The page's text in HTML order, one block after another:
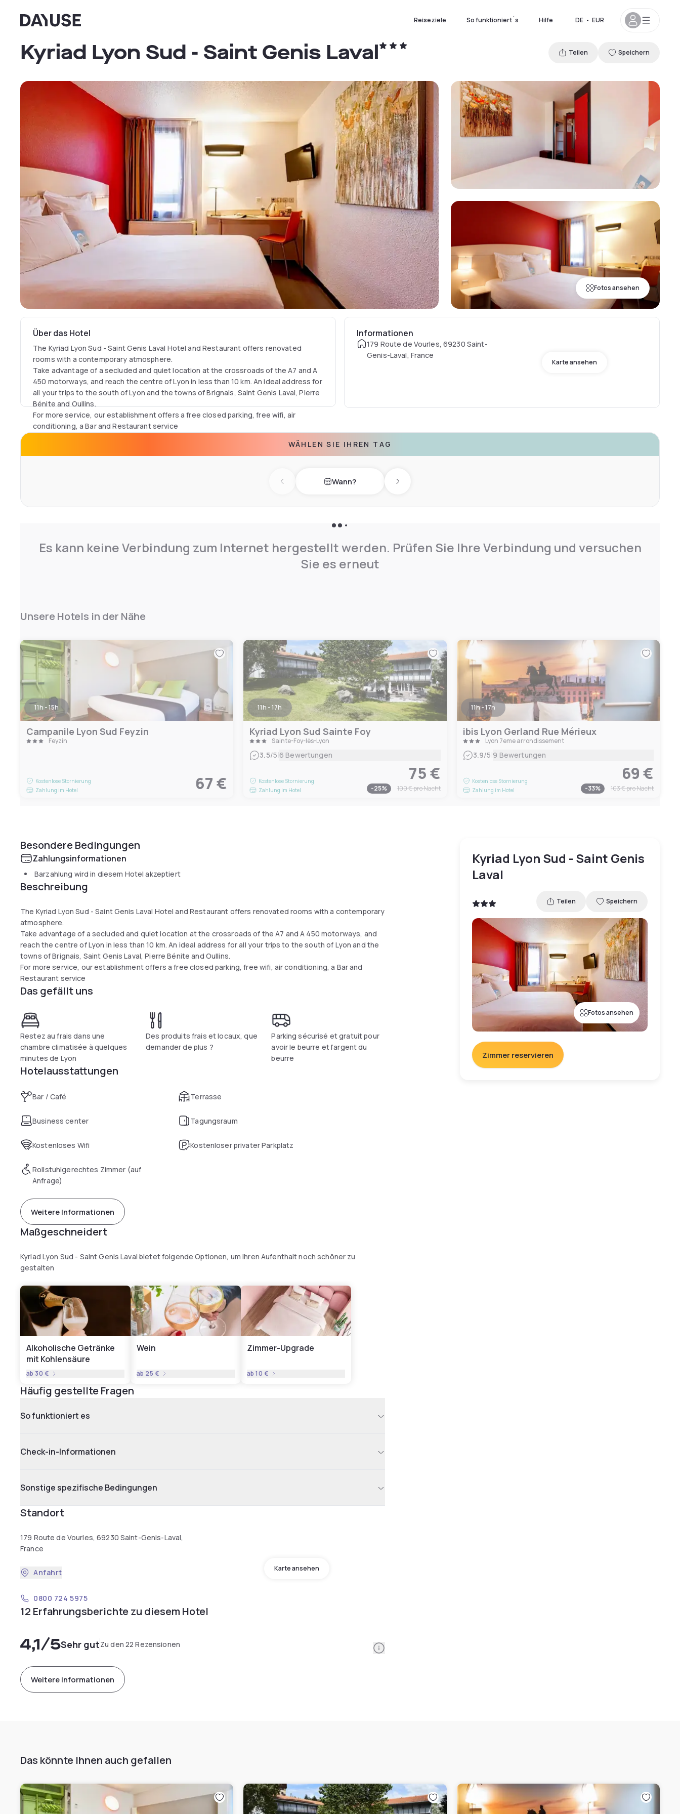
Dayuse Reiseziele So funktioniert´s Hilfe DE • EUR
Fotos ansehen
Kyriad Lyon Sud - Saint Genis Laval Teilen Speichern
Über das Hotel
The Kyriad Lyon Sud - Saint Genis Laval Hotel and Restaurant offers renovated
rooms with a contemporary atmosphere.
Take advantage of a secluded and quiet location at the crossroads of the A7 and A
450 motorways, and reach the centre of Lyon in less than 10 km. An ideal address for
all your trips to the south of Lyon and the towns of Brignais, Saint Genis Laval, Pierre
Bénite and Oullins.
For more service, our establishment offers a free closed parking, free wifi, air
conditioning, a Bar and Restaurant service
Informationen
179 Route de Vourles, 69230 Saint-
Genis-Laval, France
Karte ansehen
WÄHLEN SIE IHREN TAG
Previous day Wann? Next day
Es kann keine Verbindung zum Internet hergestellt werden. Prüfen Sie Ihre Verbindung und versuchen
Sie es erneut
Unsere Hotels in der Nähe
11h - 15h
Campanile Lyon Sud Feyzin
Feyzin
Kostenlose Stornierung
Zahlung im Hotel
67 €
11h - 17h
Kyriad Lyon Sud Sainte Foy
Sainte-Foy-lès-Lyon
3.5/5|6 Bewertungen
Kostenlose Stornierung
Zahlung im Hotel
75 €
-25% 100 €pro Nacht
11h - 17h
ibis Lyon Gerland Rue Mérieux
Lyon 7eme arrondissement
3.9/5|9 Bewertungen
Kostenlose Stornierung
Zahlung im Hotel
69 €
-33% 103 €pro Nacht
Besondere Bedingungen
Zahlungsinformationen
Barzahlung wird in diesem Hotel akzeptiert
Beschreibung
The Kyriad Lyon Sud - Saint Genis Laval Hotel and Restaurant offers renovated rooms with a contemporary
atmosphere.
Take advantage of a secluded and quiet location at the crossroads of the A7 and A 450 motorways, and
reach the centre of Lyon in less than 10 km. An ideal address for all your trips to the south of Lyon and the
towns of Brignais, Saint Genis Laval, Pierre Bénite and Oullins.
For more service, our establishment offers a free closed parking, free wifi, air conditioning, a Bar and
Restaurant service
Das gefällt uns
Restez au frais dans une
chambre climatisée à quelques
minutes de Lyon
Des produits frais et locaux, que
demander de plus ?
Parking sécurisé et gratuit pour
avoir le beurre et l’argent du
beurre
Hotelausstattungen
Bar / Café Terrasse
Business center Tagungsraum
Kostenloses Wifi Kostenloser privater Parkplatz
Rollstuhlgerechtes Zimmer (auf
Anfrage)
Weitere Informationen
Maßgeschneidert
Kyriad Lyon Sud - Saint Genis Laval bietet folgende Optionen, um Ihren Aufenthalt noch schöner zu
gestalten
Alkoholische Getränke
mit Kohlensäure
ab 30 €
Wein
ab 25 €
Zimmer-Upgrade
ab10 €
Häufig gestellte Fragen
So funktioniert es
Check-in-Informationen
Sonstige spezifische Bedingungen
Standort
179 Route de Vourles, 69230 Saint-Genis-Laval,
France
Karte ansehen
Anfahrt
0800 724 5975
12 Erfahrungsberichte zu diesem Hotel
4,1/5Sehr gutZu den 22 Rezensionen Information
Weitere Informationen
Kyriad Lyon Sud - Saint Genis
Laval
Teilen Speichern
Fotos ansehen
Zimmer reservieren
Das könnte Ihnen auch gefallen